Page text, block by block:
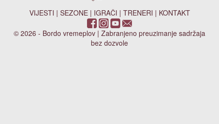
VIJESTI | SEZONE| IGRAČI | TRENERI | KONTAKT
© 2026 - Bordo vremeplov | Zabranjeno preuzimanje sadržaja
bez dozvole